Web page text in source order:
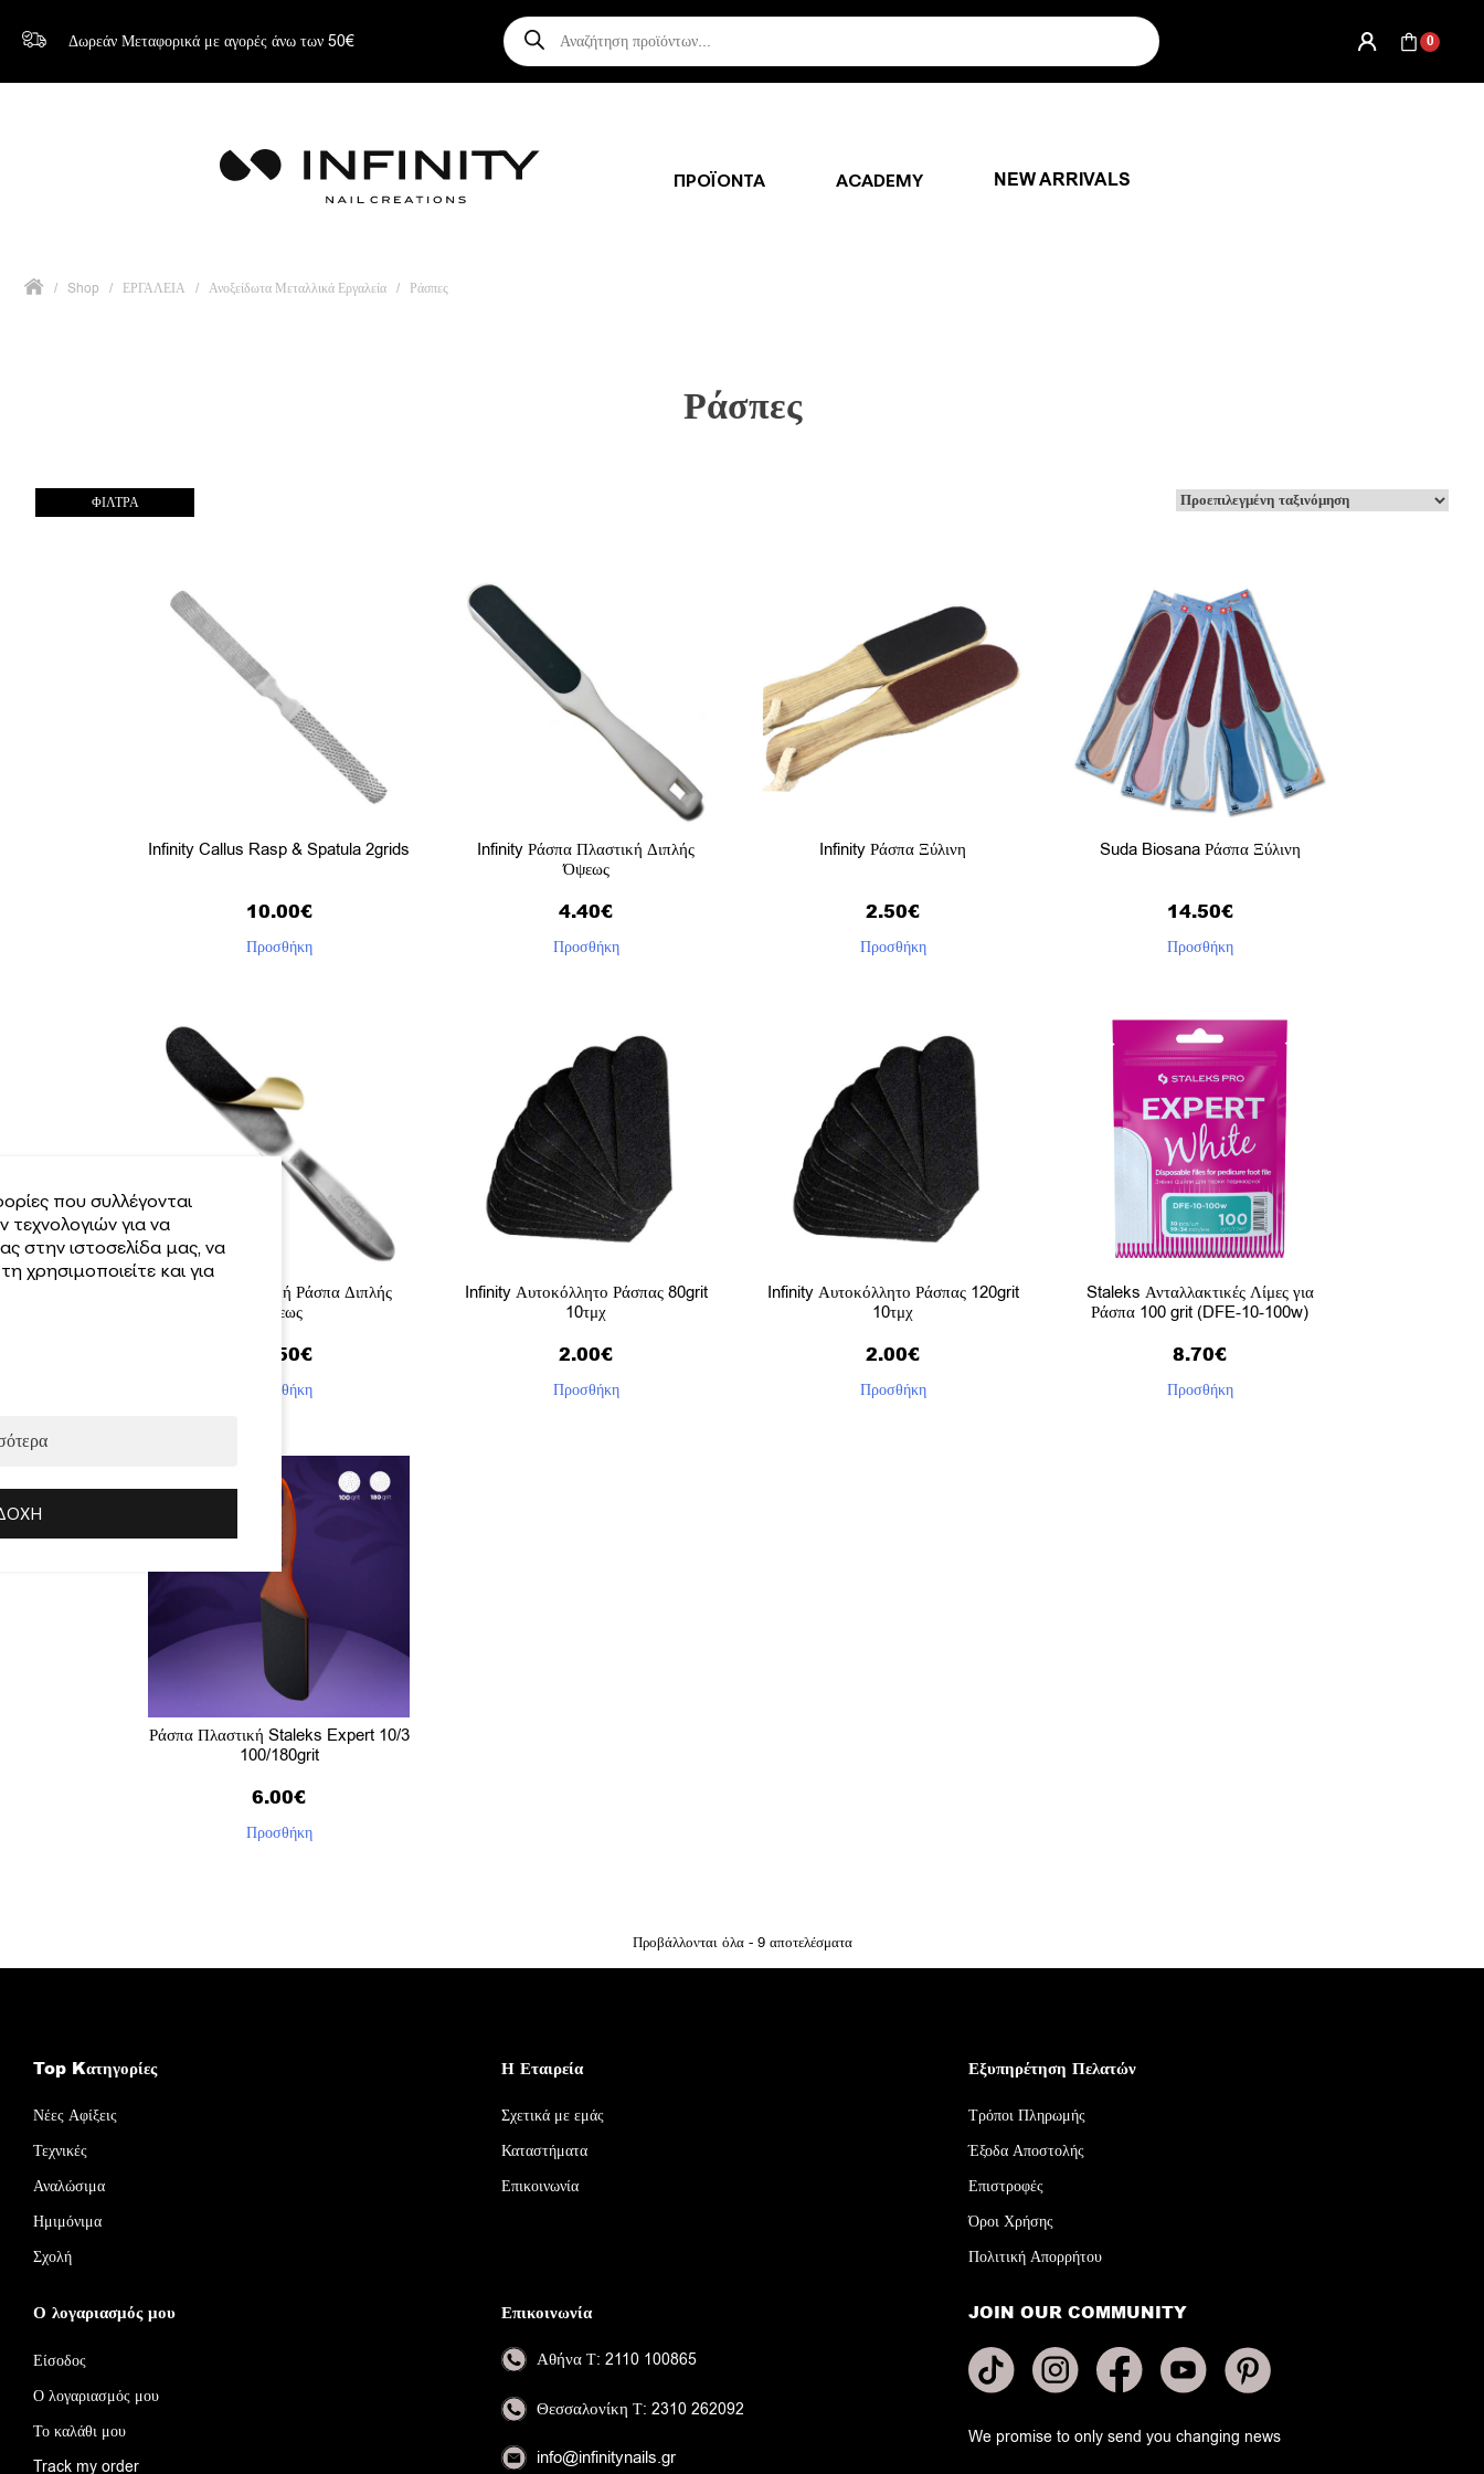
Δωρεάν Μεταφορικά με αγορές άνω των 50€
Αναζήτηση
προϊόντων 0
ΠΡΟΪΟΝΤΑ ACADEMY NEW ARRIVALS
/ Shop / ΕΡΓΑΛΕΙΑ / Ανοξείδωτα Μεταλλικά Εργαλεία / Ράσπες
Ράσπες
ΦΙΛΤΡΑ
Infinity Callus Rasp & Spatula 2grids
10.00€
Προσθήκη
Infinity Ράσπα Πλαστική Διπλής
Όψεως
4.40€
Προσθήκη
Infinity Ράσπα Ξύλινη
2.50€
Προσθήκη
Suda Biosana Ράσπα Ξύλινη
14.50€
Προσθήκη
Infinity Μεταλλική Ράσπα Διπλής
Όψεως
10.50€
Προσθήκη
Infinity Αυτοκόλλητο Ράσπας 80grit
10τμχ
2.00€
Προσθήκη
Infinity Αυτοκόλλητο Ράσπας 120grit
10τμχ
2.00€
Προσθήκη
Staleks Ανταλλακτικές Λίμες για
Ράσπα 100 grit (DFE-10-100w)
8.70€
Προσθήκη
Ράσπα Πλαστική Staleks Expert 10/3
100/180grit
6.00€
Προσθήκη
Προβάλλονται όλα - 9 αποτελέσματα
Top Kατηγορίες
Νέες Αφίξεις
Τεχνικές
Αναλώσιμα
Ημιμόνιμα
Σχολή
Η Εταιρεία
Σχετικά με εμάς
Καταστήματα
Επικοινωνία
Εξυπηρέτηση Πελατών
Τρόποι Πληρωμής
Έξοδα Αποστολής
Επιστροφές
Όροι Χρήσης
Πολιτική Απορρήτου
Ο λογαριασμός μου
Είσοδος
Ο λογαριασμός μου
Το καλάθι μου
Track my order
Επικοινωνία
Αθήνα Τ: 2110 100865
Θεσσαλονίκη Τ: 2310 262092
info@infinitynails.gr
JOIN OUR COMMUNITY
We promise to only send you changing news
που συλλέγονται
για να
στην ιστοσελίδα μας, να
χρησιμοποιείτε και για